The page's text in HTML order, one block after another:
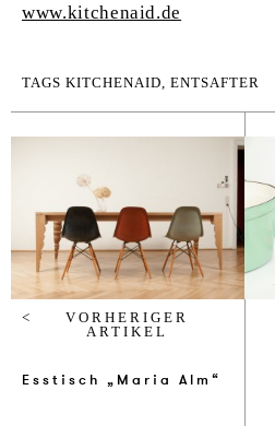
www.kitchenaid.de
TAGS KITCHENAID, ENTSAFTER
VORHERIGER
ARTIKEL
Esstisch „Ma­ria Alm“